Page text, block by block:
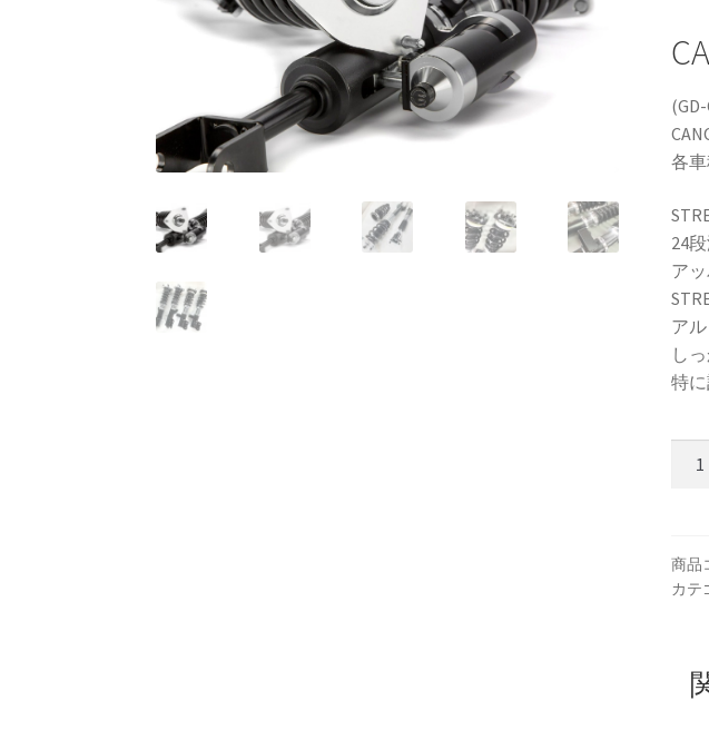
KRZ-international.co.ltdKRZ-power billet brakeKRZX FORGED WHEELS
KRZX 2PC FORGED WHEEL SIZE/PRICE LIST KRZX FORGED BRAKE
KRZX FORGED CALIPER SYSTEM 適合一覧 PASSENGER CAR KRZX
KRZX FORGED WHEEL ALL DESINGS KRZX-sports LOWRIDER
PARTSカテゴリー一覧 SPORZA FORGED
パーツ一覧
各車
24
ア
ア
し
特
商品
カテ